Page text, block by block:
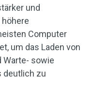
und
Computer
um das Laden von
Warte- sowie
deutlich zu